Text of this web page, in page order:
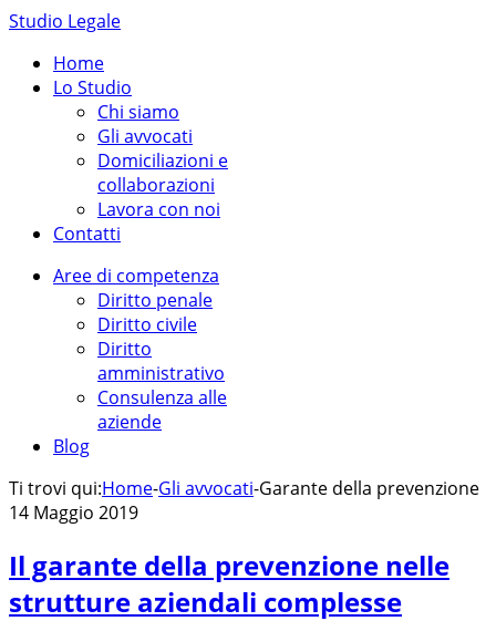
Studio Legale
Home
Lo Studio
Chi siamo
Gli avvocati
Domiciliazioni e
collaborazioni
Lavora con noi
Contatti
Aree di competenza
Diritto penale
Diritto civile
Diritto
amministrativo
Consulenza alle
aziende
Blog
Ti trovi qui:Home-Gli avvocati-Garante della prevenzione
14 Maggio 2019
Il garante della prevenzione nelle
strutture aziendali complesse